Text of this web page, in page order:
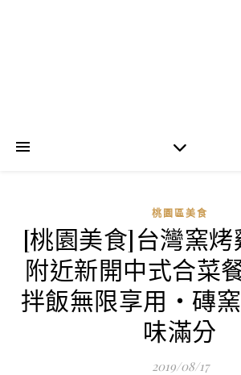
桃園區美食
[桃園美食]台灣窯
附近新開中式合菜
拌飯無限享用‧磚
味滿分
2019/08/17